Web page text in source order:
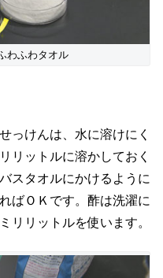
わふわタオル
っけんは、水に溶けにく
リットルに溶かしておく
スタオルにかけるように
ばＯＫです。酢は洗濯に
リリットルを使います。